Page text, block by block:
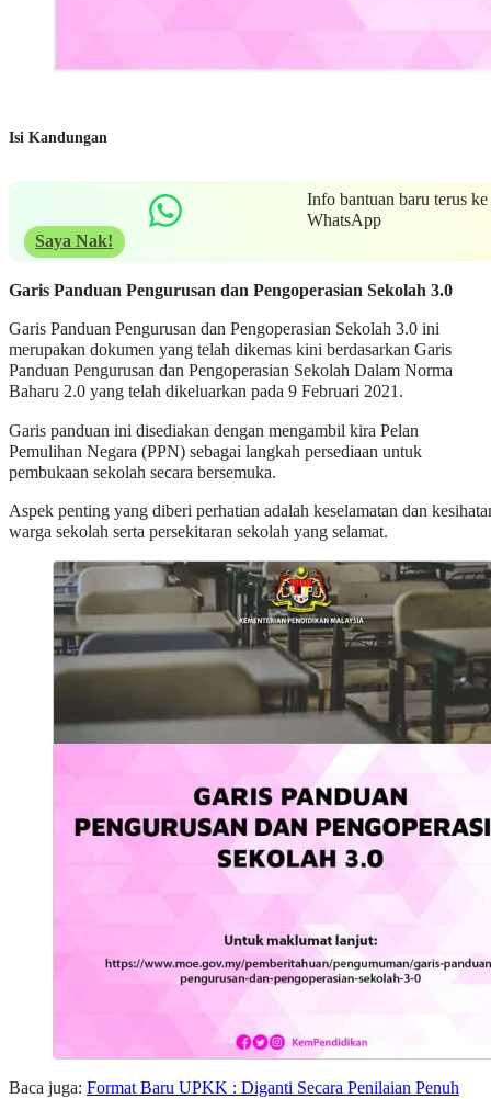
Isi Kandungan
Info bantuan baru terus ke
WhatsApp
Saya Nak!
Garis Panduan Pengurusan dan Pengoperasian Sekolah 3.0
Garis Panduan Pengurusan dan Pengoperasian Sekolah 3.0 ini
merupakan dokumen yang telah dikemas kini berdasarkan Garis
Panduan Pengurusan dan Pengoperasian Sekolah Dalam Norma
Baharu 2.0 yang telah dikeluarkan pada 9 Februari 2021.
Garis panduan ini disediakan dengan mengambil kira Pelan
Pemulihan Negara (PPN) sebagai langkah persediaan untuk
pembukaan sekolah secara bersemuka.
Aspek penting yang diberi perhatian adalah keselamatan dan
warga sekolah serta persekitaran sekolah yang selamat.
Baca juga: Format Baru UPKK : Diganti Secara Penilaian Penuh